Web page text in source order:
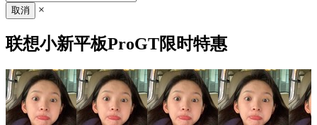
×
联想小新平板ProGT限时特惠